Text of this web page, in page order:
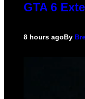
GTA 6
8 hours agoBy